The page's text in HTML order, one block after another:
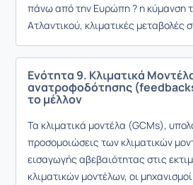
πάνω από την Ευρώπη ? η κύμανση
Ατλαντικού, κλιματικές μεταβολές
Ενότητα 9. Κλιματικά
ανατροφοδότησης
το μέλλον
Τα κλιματικά μοντέλα (GCMs),
προσομοιώσεις των κλιματικών
εισαγωγής αβεβαιότητας στις
κλιματικών μοντέλων, οι